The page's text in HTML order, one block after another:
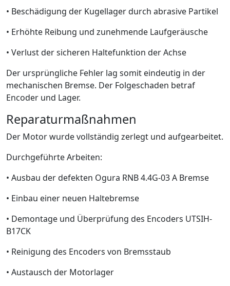
• Beschädigung der Kugellager durch abrasive Partikel
• Erhöhte Reibung und zunehmende Laufgeräusche
• Verlust der sicheren Haltefunktion der Achse
Der ursprüngliche Fehler lag somit eindeutig in der
mechanischen Bremse. Der Folgeschaden betraf
Encoder und Lager.
Reparaturmaßnahmen
Der Motor wurde vollständig zerlegt und aufgearbeitet.
Durchgeführte Arbeiten:
• Ausbau der defekten Ogura RNB 4.4G-03 A Bremse
• Einbau einer neuen Haltebremse
• Demontage und Überprüfung des Encoders UTSIH-
B17CK
• Reinigung des Encoders von Bremsstaub
• Austausch der Motorlager